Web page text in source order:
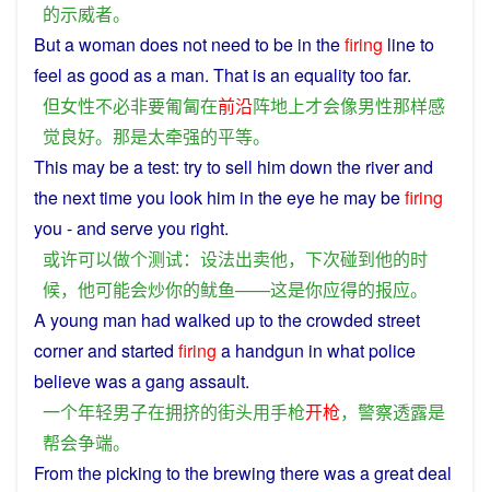
的示威者。
Butawoman does not need tobe in thefiring line to
feel asgood as a man. That isan equalitytoofar.
但女性不必非要匍匐在前沿阵地上才会像男性那样感
觉良好。 那是太牵强的平等。
This maybeatest: trytosell himdown the riverand
the next timeyou look him in the eye he maybefiring
you - and serveyou right.
或许可以做个测试： 设法出卖他， 下次碰到他的时
候， 他可能会炒你的鱿鱼——这是你应得的报应。
Ayoung man had walked up to thecrowded street
cornerand started firing a handgun in whatpolice
believewasagang assault.
一个年轻男子在拥挤的街头用手枪开枪， 警察透露是
帮会争端。
Fromthepicking tothe brewing therewasagreat deal